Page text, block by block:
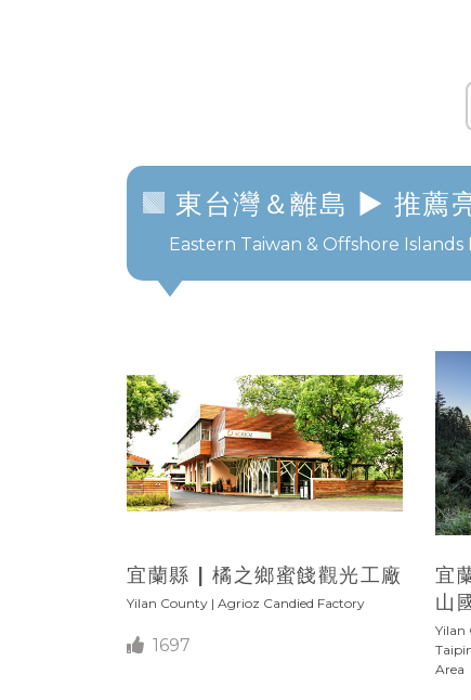
東台灣＆離島 ► 推薦
Eastern Taiwan & Offshore
宜蘭縣 | 橘之鄉蜜餞觀光工廠
Yilan County | Agrioz Candied Factory
1697
宜
山
Yilan
Area